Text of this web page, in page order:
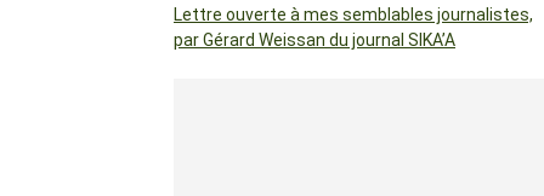
Lettre ouverte à mes semblables journalistes,
par Gérard Weissan du journal SIKA’A